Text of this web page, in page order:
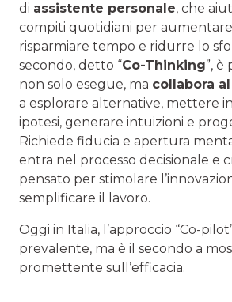
di assistente personale, che
compiti quotidiani per aumentare
risparmiare tempo e ridurre lo
secondo, detto “Co-Thinking”, è
non solo esegue, ma collabora
a esplorare alternative, mettere
ipotesi, generare intuizioni e
Richiede fiducia e apertura
entra nel processo decisionale e
pensato per stimolare
semplificare il lavoro.
Oggi in Italia, l’approccio “Co-
prevalente, ma è il secondo a
promettente sull’efficacia.